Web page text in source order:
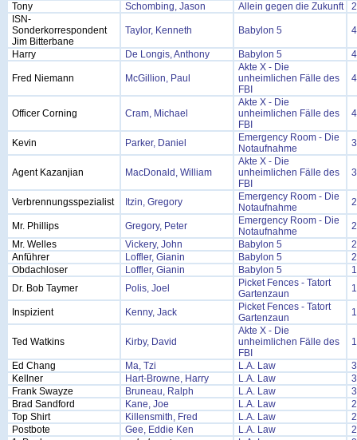
Tony Schombing, Jason Allein gegen die Zukunft
ISN-
Sonderkorrespondent
Jim Bitterbane
Taylor, Kenneth Babylon 5
Harry De Longis, Anthony Babylon 5
Fred Niemann McGillion, Paul
Akte X - Die
unheimlichen Fälle des
FBI
Officer Corning Cram, Michael
Akte X - Die
unheimlichen Fälle des
FBI
Kevin Parker, Daniel
Emergency Room - Die
Notaufnahme
Agent Kazanjian MacDonald, William
Akte X - Die
unheimlichen Fälle des
FBI
Verbrennungsspezialist Itzin, Gregory
Emergency Room - Die
Notaufnahme
Mr. Phillips Gregory, Peter
Emergency Room - Die
Notaufnahme
Mr. Welles
Vickery, John Babylon 5
Anführer
Loffler, Gianin Babylon 5
Obdachloser
Loffler, Gianin Babylon 5
Dr. Bob Taymer
Polis, Joel
Picket Fences - Tatort
Gartenzaun
Inspizient Kenny, Jack
Picket Fences - Tatort
Gartenzaun
Ted Watkins Kirby, David
Akte X - Die
unheimlichen Fälle des
FBI
Ed Chang Ma, Tzi L.A. Law
Kellner
Hart-Browne, Harry L.A. Law
Frank Swayze
Bruneau, Ralph L.A. Law
Brad Sandford
Kane, Joe L.A. Law
Top Shirt
Killensmith, Fred L.A. Law
Postbote
Gee, Eddie Ken L.A. Law